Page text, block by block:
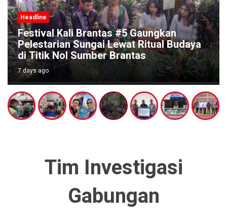
Headline
Festival Kali Brantas #5 Gaungkan
Pelestarian Sungai Lewat Ritual Budaya
di Titik Nol Sumber Brantas
7 days ago
Tim Investigasi
Gabungan